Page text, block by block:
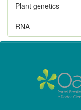
Plant genetics
RNA